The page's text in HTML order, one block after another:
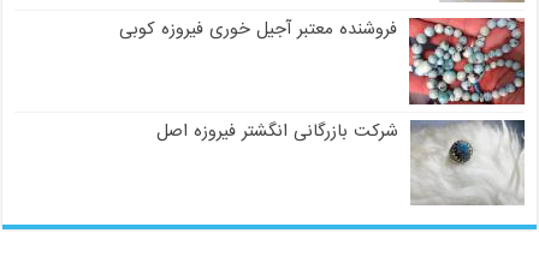
فروشنده معتبر آجیل خوری فیروزه کوبی
شرکت بازرگانی انگشتر فیروزه اصل